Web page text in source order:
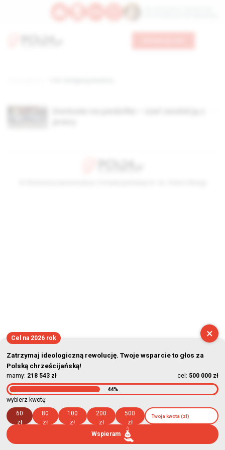
×
Cel na 2026 rok
Zatrzymaj ideologiczną rewolucję. Twoje wsparcie to głos za
Polską chrześcijańską!
mamy: 218 543 zł cel: 500 000 zł
44%
wybierz kwotę:
60
zł
80
zł
100
zł
200
zł
500
zł
Wspieram